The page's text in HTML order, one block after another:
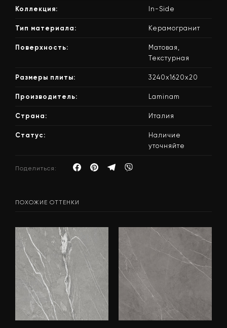
Коллекция: In-Side
Тип материала: Керамогранит
Поверхность:
Матовая,
Текстурная
Размеры плиты: 3240х1620х20
Производитель: Laminam
Страна: Италия
Статус:
Наличие
уточняйте
Поделиться:
ПОХОЖИЕ ОТТЕНКИ